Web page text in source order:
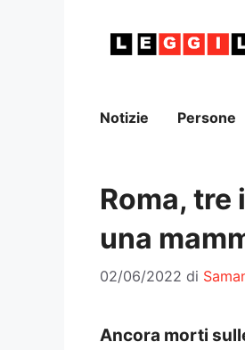
Notizie Persone
Roma,
una
02/06/2022 di
Ancora morti